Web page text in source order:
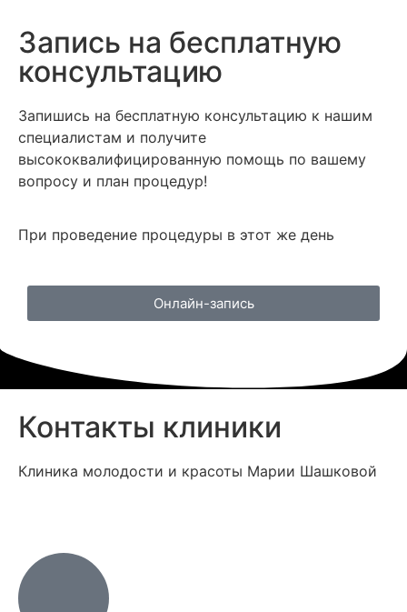
Запись на бесплатную
консультацию
Запишись на бесплатную консультацию к нашим
специалистам и получите
высококвалифицированную помощь по вашему
вопросу и план процедур!
При проведение процедуры в этот же день
Онлайн-запись
Контакты клиники
Клиника молодости и красоты Марии Шашковой